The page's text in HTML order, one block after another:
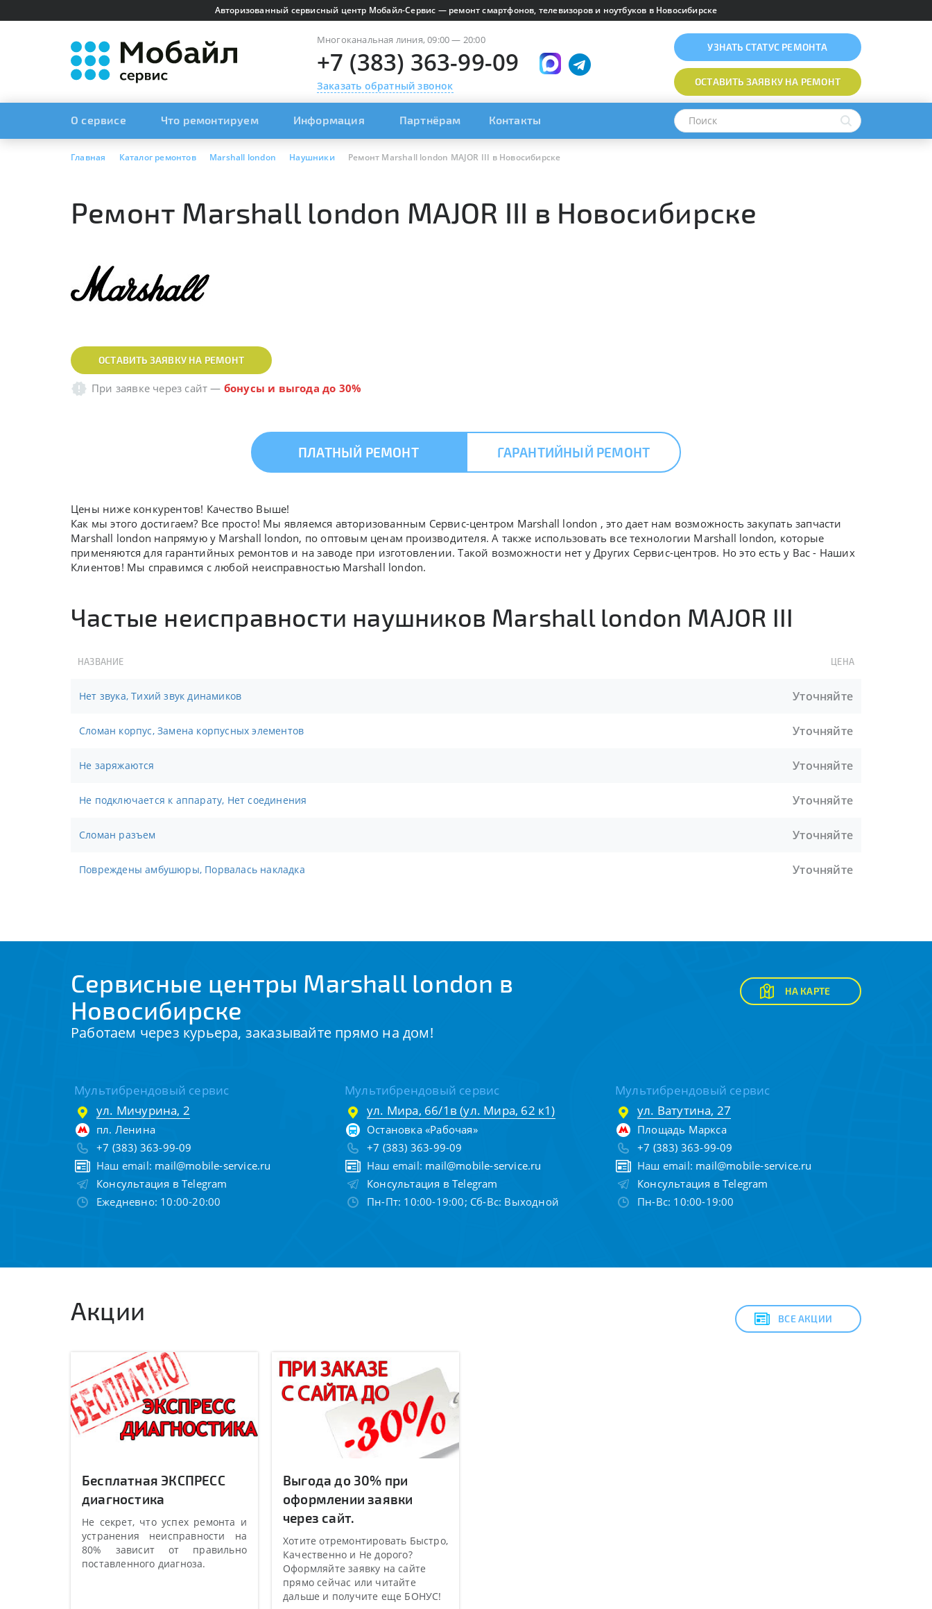
Авторизованный сервисный центр Мобайл-Сервис — ремонт смартфонов, телевизоров и ноутбуков в Новосибирске
Многоканальная линия, 09:00 — 20:00
+7 (383) 363-99-09
Заказать обратный звонок
УЗНАТЬ СТАТУС РЕМОНТА
ОСТАВИТЬ ЗАЯВКУНА РЕМОНТ
О сервисе Что ремонтируем Информация Партнёрам Контакты
Главная Каталог ремонтов Marshall london Наушники Ремонт Marshall london MAJOR III в Новосибирске
Ремонт Marshall london MAJOR III в Новосибирске
ОСТАВИТЬ ЗАЯВКУ НА РЕМОНТ
При заявке через сайт — бонусы и выгода до 30%
ПЛАТНЫЙ РЕМОНТ ГАРАНТИЙНЫЙ РЕМОНТ
Цены ниже конкурентов! Качество Выше!
Как мы этого достигаем? Все просто! Мы являемся авторизованным Сервис-центром Marshall london , это дает нам возможность закупать запчасти
Marshall london напрямую у Marshall london, по оптовым ценам производителя. А также использовать все технологии Marshall london, которые
применяются для гарантийных ремонтов и на заводе при изготовлении. Такой возможности нет у Других Сервис-центров. Но это есть у Вас - Наших
Клиентов! Мы справимся с любой неисправностью Marshall london.
Частые неисправности наушников Marshall london MAJOR III
НАЗВАНИЕ ЦЕНА
Нет звука, Тихий звук динамиков Уточняйте
Сломан корпус, Замена корпусных элементов Уточняйте
Не заряжаются Уточняйте
Не подключается к аппарату, Нет соединения Уточняйте
Сломан разъем Уточняйте
Повреждены амбушюры, Порвалась накладка Уточняйте
Сервисные центры Marshall london в
Новосибирске
Работаем через курьера, заказывайте прямо на дом!
НА КАРТЕ
Мультибрендовый сервис
ул. Мичурина, 2
пл. Ленина
+7 (383) 363-99-09
Наш email: mail@mobile-service.ru
Консультация в Telegram
Ежедневно: 10:00-20:00
Мультибрендовый сервис
ул. Мира, 66/1в (ул. Мира, 62 к1)
Остановка «Рабочая»
+7 (383) 363-99-09
Наш email: mail@mobile-service.ru
Консультация в Telegram
Пн-Пт: 10:00-19:00; Сб-Вс: Выходной
Мультибрендовый сервис
ул. Ватутина, 27
Площадь Маркса
+7 (383) 363-99-09
Наш email: mail@mobile-service.ru
Консультация в Telegram
Пн-Вс: 10:00-19:00
Акции ВСЕ АКЦИИ
Бесплатная ЭКСПРЕСС
диагностика
Не секрет, что успех ремонта и
устранения неисправности на
80% зависит от правильно
поставленного диагноза.
Выгода до 30% при
оформлении заявки
через сайт.
Хотите отремонтировать Быстро,
Качественно и Не дорого?
Оформляйте заявку на сайте
прямо сейчас или читайте
дальше и получите еще БОНУС!